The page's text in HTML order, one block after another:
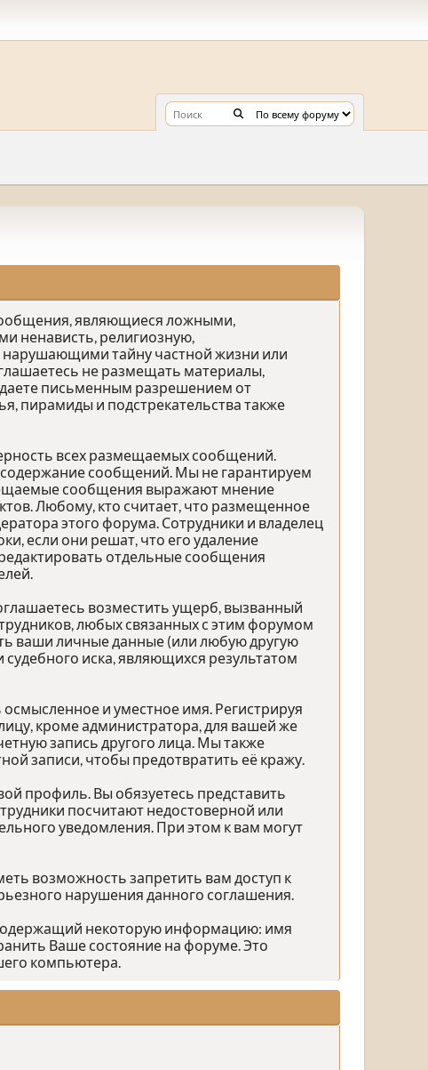
являющиеся ложными,
ненависть, религиозную,
тайну частной жизни или
не размещать материалы,
письменным разрешением от
пирамиды и подстрекательства также
всех размещаемых сообщений.
содержание сообщений. Мы не гарантируем
сообщения выражают мнение
Любому, кто считает, что размещенное
этого форума. Сотрудники и владелец
если они решат, что его удаление
отдельные сообщения
возместить ущерб, вызванный
любых связанных с этим форумом
ваши личные данные (или любую другую
иска, являющихся результатом
и уместное имя. Регистрируя
кроме администратора, для вашей же
запись другого лица. Мы также
записи, чтобы предотвратить её кражу.
профиль. Вы обязуетесь представить
посчитают недостоверной или
уведомления. При этом к вам могут
возможность запретить вам доступ к
нарушения данного соглашения.
некоторую информацию: имя
Ваше состояние на форуме. Это
компьютера.